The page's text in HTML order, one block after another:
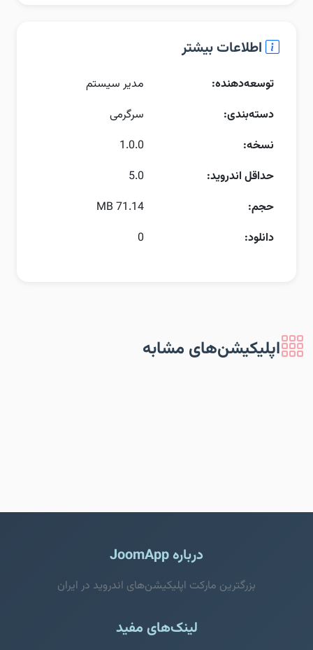
اطلاعات بیشتر
توسعه‌دهنده:
مدیر سیستم
دسته‌بندی:
سرگرمی
نسخه:
1.0.0
حداقل اندروید:
5.0
حجم:
71.14 MB
دانلود:
0
اپلیکیشن‌های مشابه
درباره JoomApp
بزرگترین مارکت اپلیکیشن‌های اندروید در ایران
لینک‌های مفید